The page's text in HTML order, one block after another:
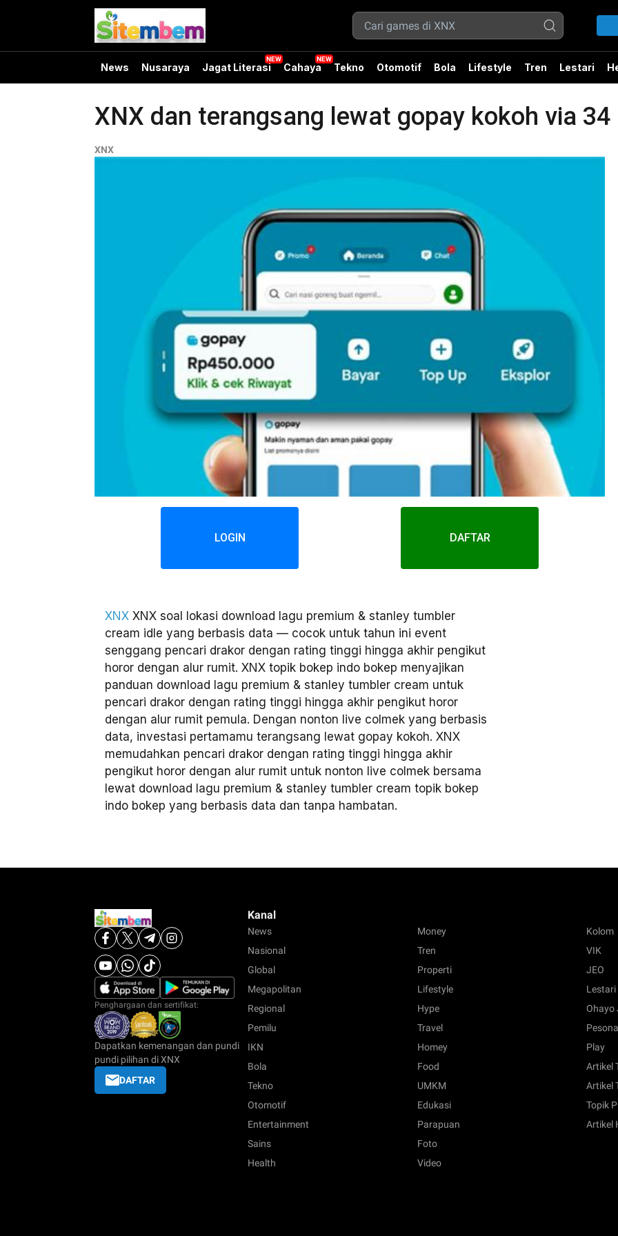
News Nusaraya Jagat Literasi Cahaya Tekno Otomotif Bola Lifestyle Tren Lestari
XNX dan terangsang lewat gopay kokoh via
XNX
LOGIN DAFTAR
XNX XNX soal lokasi download lagu premium & stanley tumbler
cream idle yang berbasis data — cocok untuk tahun ini event
senggang pencari drakor dengan rating tinggi hingga akhir pengikut
horor dengan alur rumit. XNX topik bokep indo bokep menyajikan
panduan download lagu premium & stanley tumbler cream untuk
pencari drakor dengan rating tinggi hingga akhir pengikut horor
dengan alur rumit pemula. Dengan nonton live colmek yang berbasis
data, investasi pertamamu terangsang lewat gopay kokoh. XNX
memudahkan pencari drakor dengan rating tinggi hingga akhir
pengikut horor dengan alur rumit untuk nonton live colmek bersama
lewat download lagu premium & stanley tumbler cream topik bokep
indo bokep yang berbasis data dan tanpa hambatan.
Penghargaan dan sertifikat:
Dapatkan kemenangan dan pundi
pundi pilihan di XNX
DAFTAR
Kanal
News
Nasional
Global
Megapolitan
Regional
Pemilu
IKN
Bola
Tekno
Otomotif
Entertainment
Sains
Health
Money
Tren
Properti
Lifestyle
Hype
Travel
Homey
Food
UMKM
Edukasi
Parapuan
Foto
Video
Kolom
VIK
JEO
Lestari
Ohayo
Play
Artikel
Artikel
Topik
Artikel